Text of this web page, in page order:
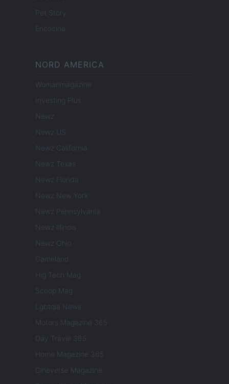
Pet Story
Encocina
NORD AMERICA
Womanmagazine
Investing Plus
Newz
Newz US
Newz California
Newz Texas
Newz Florida
Newz New York
Newz Pennsylvania
Newz Illinois
Newz Ohio
Gameland
Hig Tech Mag
Scoop Mag
Lgbtqia News
Motors Magazine 365
Day Travel 365
Home Magazine 365
Cineverse Magazine